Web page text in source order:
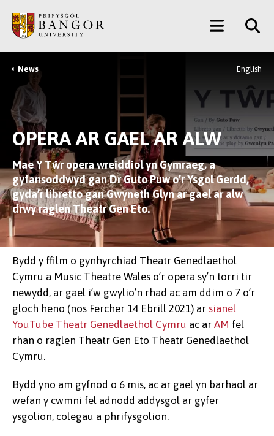
Prif
Gynnwys
Main
Menu
Breadcrumb
News English
OPERA AR GAEL AR ALW
Mae Y Tŵr opera wreiddiol yn Gymraeg, a
gyfansoddwyd gan Dr Guto Puw o’r Ysgol Gerdd,
gyda’r libretto gan Gwyneth Glyn ar gael ar alw
drwy raglen Theatr Gen Eto.
Bydd y ffilm o gynhyrchiad Theatr Genedlaethol
Cymru a Music Theatre Wales o’r opera sy’n torri tir
newydd, ar gael i’w gwylio’n rhad ac am ddim o 7 o’r
gloch heno (nos Fercher 14 Ebrill 2021) ar sianel
YouTube Theatr Genedlaethol Cymru ac ar AM fel
rhan o raglen Theatr Gen Eto Theatr Genedlaethol
Cymru.
Bydd yno am gyfnod o 6 mis, ac ar gael yn barhaol ar
wefan y cwmni fel adnodd addysgol ar gyfer
ysgolion, colegau a phrifysgolion.